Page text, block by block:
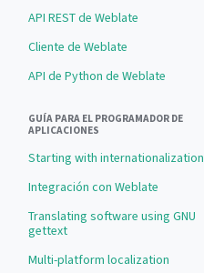
API REST de Weblate
Cliente de Weblate
API de Python de Weblate
GUÍA PARA EL PROGRAMADOR DE
APLICACIONES
Starting with internationalization
Integración con Weblate
Translating software using GNU
gettext
Multi-platform localization